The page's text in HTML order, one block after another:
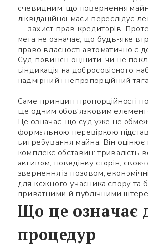
очевидним, що повернення
ліквідаційної маси переслідує
— захист прав кредиторів. Проте
мета не означає, що будь-яке
право власності автоматично є
Суд повинен оцінити, чи не
віндикація на добросовісного
надмірний і непропорційний
Саме принцип пропорційності
ще одним обов'язковим
Це означає, що суд уже не
формальною перевіркою
витребування майна. Він оцінює
комплекс обставин: тривалість
активом, поведінку сторін,
звернення із позовом,
для кожного учасника спору та
приватними й публічними
Що це означає
процедур
Ім’я *
Яке питання Символів:
Використайте
смартфон щоб
code, після чого
додати мене до